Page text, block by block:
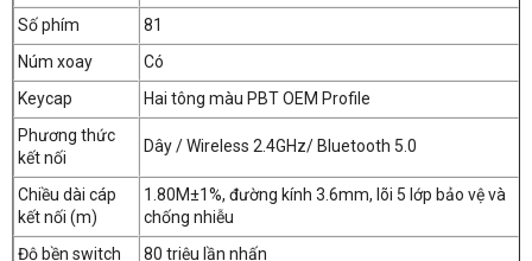
Số phím
81
Núm xoay
Có
Keycap
Hai tông màu PBT OEM Profile
Phương thức
kết nối
Dây / Wireless 2.4GHz/ Bluetooth 5.0
Chiều dài cáp
kết nối (m)
1.80M±1%, đường kính 3.6mm, lõi 5 lớp bảo vệ và
chống nhiễu
Độ bền switch
80 triệu lần nhấn